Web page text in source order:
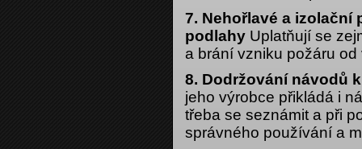
7. Nehořlavé a izolační
podlahy Uplatňují se
a brání vzniku požáru
8. Dodržování návodů
jeho výrobce přikládá i
třeba se seznámit a při
správného používání a